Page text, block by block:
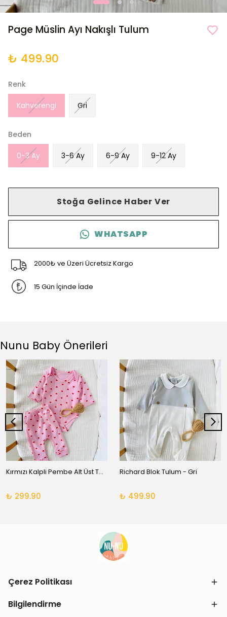
Page Müslin Ayı Nakışlı Tulum
₺ 499.90
Renk
Kahverengi Gri
Beden
0-3 Ay 3-6 Ay 6-9 Ay 9-12 Ay
Stoğa Gelince Haber Ver
WHATSAPP
2000₺ ve Üzeri Ücretsiz Kargo
15 Gün İçinde İade
Nunu Baby Önerileri
Kırmızı Kalpli Pembe Alt Üst Takım
₺ 299.90
Richard Blok Tulum - Gri
₺ 499.90
Çerez Politikası
Bilgilendirme